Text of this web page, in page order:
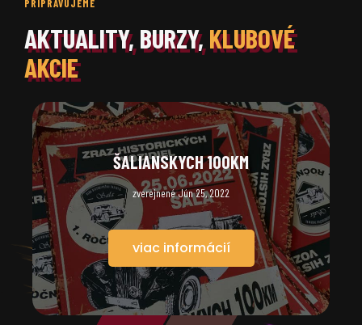
PRIPRAVUJEME
AKTUALITY, BURZY, KLUBOVÉ
AKCIE
ŠALIANSKYCH 100KM
zverejnené Jún 25, 2022
viac informácií